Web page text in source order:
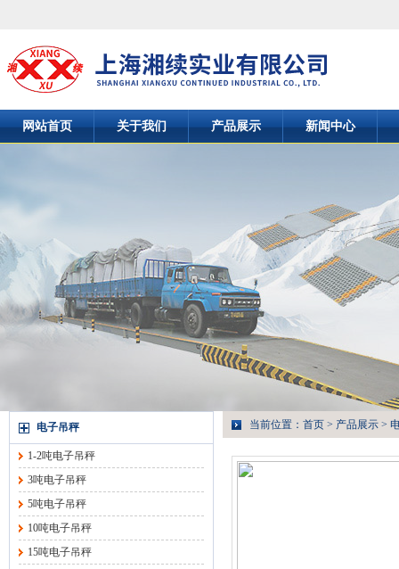
网站首页 关于我们 产品展示 新闻中心
电子吊秤
1-2吨电子吊秤
3吨电子吊秤
5吨电子吊秤
10吨电子吊秤
15吨电子吊秤
当前位置： 首页 > 产品展示 >